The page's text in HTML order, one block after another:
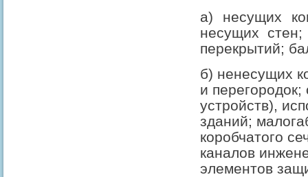
а) несущих
несущих
перекрытий;
б) ненесущих
и
устройств),
зданий;
коробчатого
каналов
элементов